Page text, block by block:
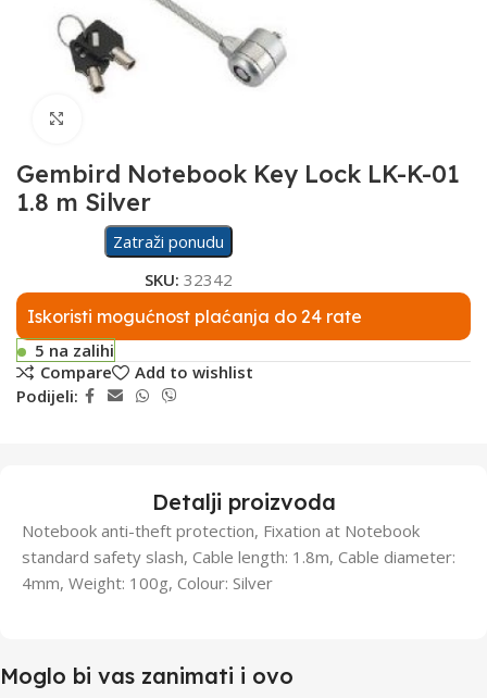
Gembird Notebook Key Lock LK-K-01
1.8 m Silver
Zatraži ponudu
SKU: 32342
Iskoristi mogućnost plaćanja do 24 rate
5 na zalihi
Compare
Add to wishlist
Podijeli:
Detalji proizvoda
Notebook anti-theft protection, Fixation at Notebook
standard safety slash, Cable length: 1.8m, Cable diameter:
4mm, Weight: 100g, Colour: Silver
Moglo bi vas zanimati i ovo